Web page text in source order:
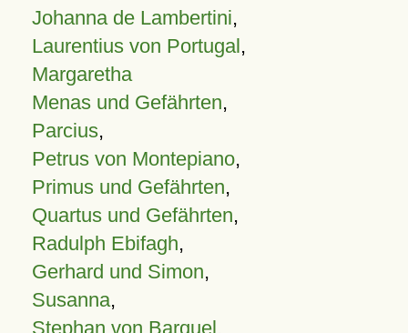
Johanna de Lambertini,
Laurentius von Portugal,
Margaretha
Menas und Gefährten,
Parcius,
Petrus von Montepiano,
Primus und Gefährten,
Quartus und Gefährten,
Radulph Ebifagh,
Gerhard und Simon,
Susanna,
Stephan von Barquel,